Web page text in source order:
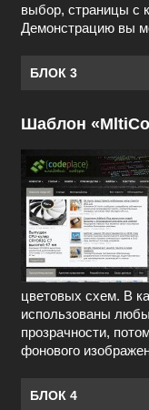
выбор, страницы с
Демонстрацию вы
БЛОК 3
Шаблон
цветовых схем. В
использованы
прозрачности,
фонового
БЛОК 4